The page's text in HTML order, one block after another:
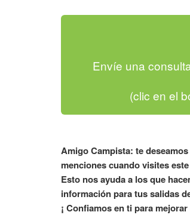
Envíe una
(clic en el
Amigo Campista: te
menciones cuando visites
Esto nos ayuda a los que
información para tus salidas
¡ Confiamos en ti para